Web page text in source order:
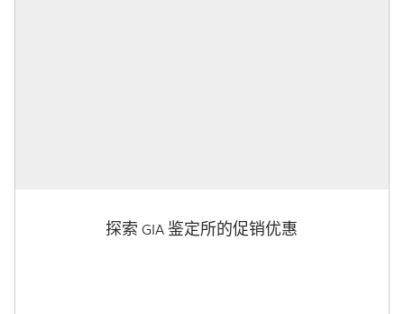
探索 GIA 鉴定所的促销优惠